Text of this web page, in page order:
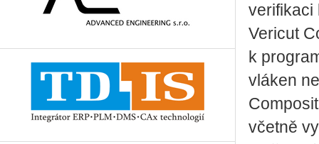
verifikaci
Vericut
k
vláken
včetně